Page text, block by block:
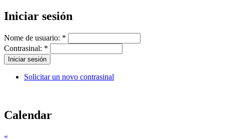
Iniciar sesión
Nome de usuario: *
Contrasinal: *
Solicitar un novo contrasinal
Calendar
«